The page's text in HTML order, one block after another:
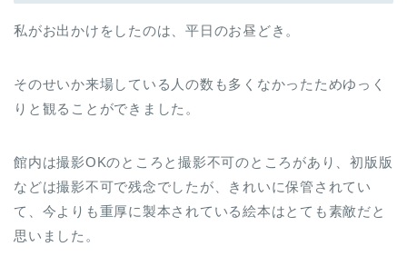
私がお出かけをしたのは、平日のお昼どき。
そのせいか来場している人の数も多くなかったためゆっく
りと観ることができました。
館内は撮影OKのところと撮影不可のところがあり、初版版
などは撮影不可で残念でしたが、きれいに保管されてい
て、今よりも重厚に製本されている絵本はとても素敵だと
思いました。